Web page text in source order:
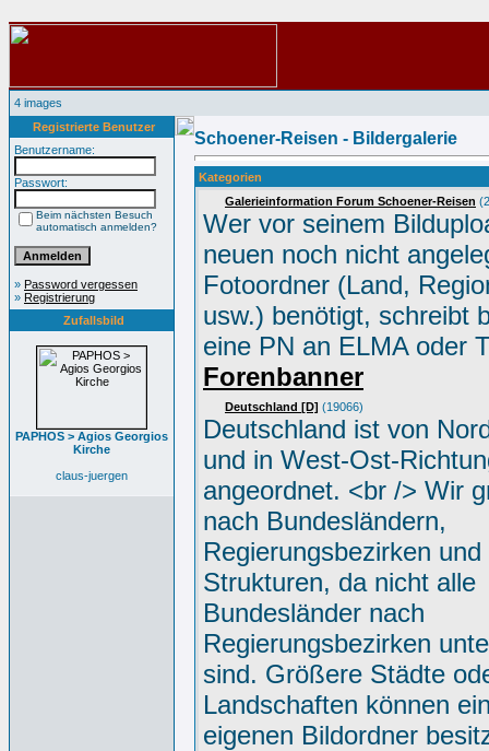
4 images
Registrierte Benutzer
Benutzername:
Passwort:
Beim nächsten Besuch
automatisch anmelden?
» Password vergessen
» Registrierung
Zufallsbild
PAPHOS > Agios Georgios
Kirche
claus-juergen
Schoener-Reisen - Bildergalerie
Kategorien
Galerieinformation Forum Schoener-Reisen
Wer vor seinem
neuen noch nicht
Fotoordner (Land,
usw.) benötigt, schreibt
eine PN an ELMA oder
Forenbanner
Deutschland [D] (19066)
Deutschland ist von
und in West-Ost-
angeordnet. <br /> Wir
nach Bundesländern,
Regierungsbezirken
Strukturen, da nicht alle
Bundesländer nach
Regierungsbezirken
sind. Größere Städte
Landschaften können
eigenen Bildordner